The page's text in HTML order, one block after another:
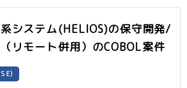
系システム(HELIOS)の保守開発/
リモート併用） のCOBOL案件